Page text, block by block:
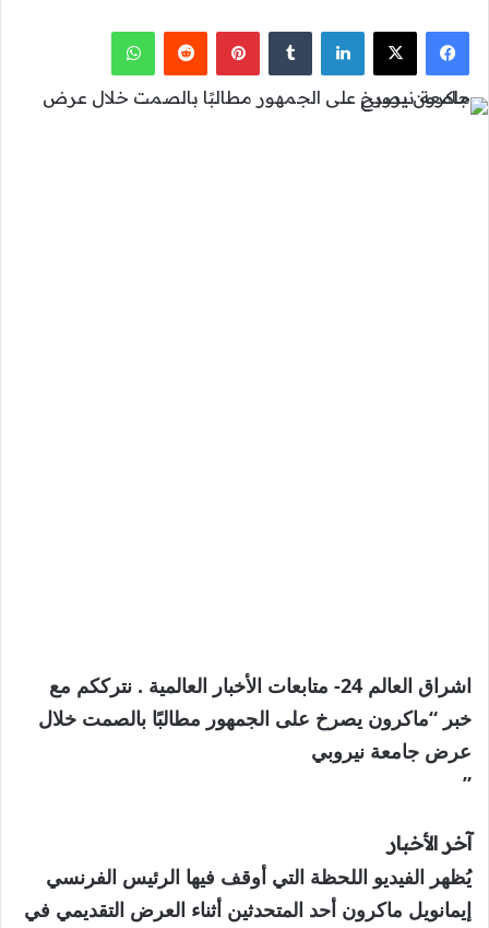
فيسبوك
‫X لينكدإن بينتيريست واتساب
اشراق العالم 24- متابعات الأخبار العالمية . نترككم مع
خبر “ماكرون يصرخ على الجمهور مطالبًا بالصمت خلال
عرض جامعة نيروبي
”
آخر الأخبار
يُظهر الفيديو اللحظة التي أوقف فيها الرئيس الفرنسي
إيمانويل ماكرون أحد المتحدثين أثناء العرض التقديمي في